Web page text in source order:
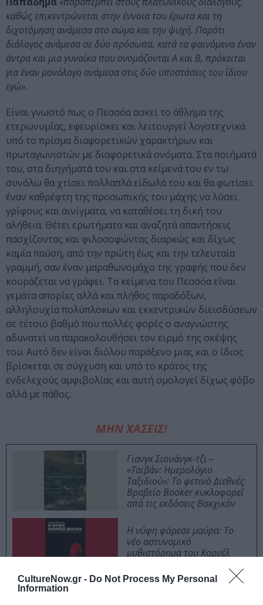
CultureNow.gr - Do Not Process My Personal
Information
καθώς επικεντρώνεται στην έννοια του έρωτα και τη
διχοτόμηση ανάμεσα στο σώμα και την ψυχή. Παρότι
διάλογος ανάμεσα σε δύο πρόσωπα, κατά τα φαινόμενα έναν
άντρα και μια γυναίκα που ονομάζονται Α και Β, πρόκειται
για έναν μονόλογο ανάμεσα στις δύο υποστάσεις του ίδιου
εγώ».
Είναι γνωστό πως ο Πεσσόα ασκεί το άθλημα της
ετερωνυμίας, εφευρίσκει και λειτουργεί λογοτεχνικά
υπό το πρίσμα διαφορετικών χαρακτήρων και
πρωταγωνιστών με διαφορετικά ονόματα. Στα ποιήματά
του, στα διηγήματά του και στα κείμενά του εν τω
συνόλω θα χτίσει πολλαπλά είδωλά του και θα φωτίσει
έναν καθρέφτη της προσωπικής του μάχης να λύσει
γρίφους και αινίγματα, να καταθέσει τη δική του
αλήθεια. Θέτει ερωτήματα και αναζητά απαντήσεις
πασχίζοντας και φιλοσοφώντας διαρκώς και δίχως
καμία παύση, από την πρώτη έως και την τελευταία
γραμμή, σαν έναν μαραθωνομάχο της γραφής που δεν
κουράζεται να γράφει. Τα κείμενα του Πεσσόα είναι
γεμάτα απορίες αλλά και πλήθος παραδόξων,
αλληλουχία πολύπλοκων και εκκεντρικών διεισδύσεων
σε τέτοιο βαθμό που πολλές φορές ο αναγνώστης
αδυνατεί να παρακολουθήσει τον ειρμό της σκέψης
του. Αυτό δεν είναι διόλου παράξενο μιας και ο ίδιος
βρίσκεται σε σύγχυση και υπό το κράτος της
ενδελεχούς αμφιβολίας και αυτή ομολογεί δίχως φόβο
αλλά με πάθος.
ΜΗΝ ΧΑΣΕΙΣ!
Γιανγκ Σιουάνγκ-τζι –
«Ταϊβάν: Ημερολόγιο
Ταξιδιού»: Το φετινό Διεθνές
Βραβείο Booker κυκλοφορεί
από τις εκδόσεις Βακχικόν
Η νύφη φόρεσε μαύρα: Το
νέο αστυνομικό
μυθιστόρημα του Κορνέλ